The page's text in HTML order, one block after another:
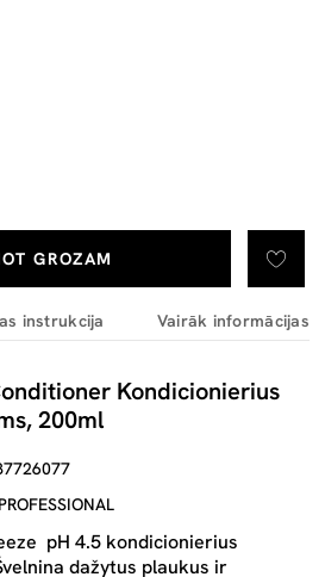
GROZAM
instrukcija Vairāk informācijas
Kondicionierius
200ml
pH 4.5 kondicionierius
dažytus plaukus ir